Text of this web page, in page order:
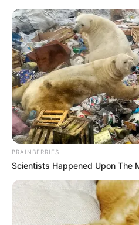
Como Fazer um
Passo
BRAINBERRIES
Scientists Happened Upon The